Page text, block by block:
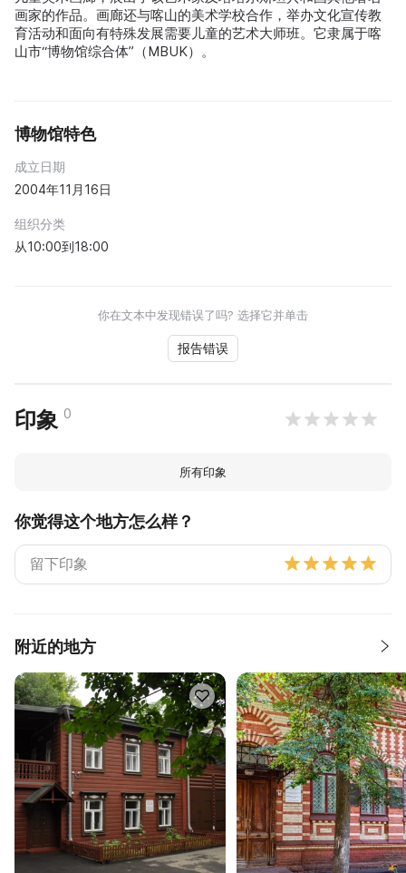
画家的作品。画廊还与喀山的美术学校合作，举办文化宣传教
育活动和面向有特殊发展需要儿童的艺术大师班。它隶属于喀
山市“博物馆综合体”（MBUK）。
博物馆特色
成立日期
2004年11月16日
组织分类
从10:00到18:00
你在文本中发现错误了吗? 选择它并单击
报告错误
印象 0
所有印象
你觉得这个地方怎么样？
附近的地方